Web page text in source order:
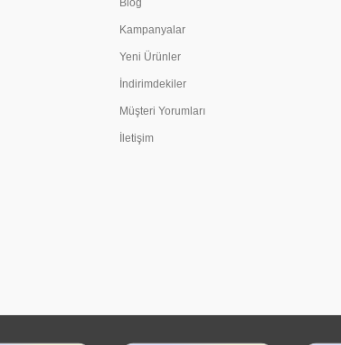
Kampanyalar
Yeni Ürünler
İndirimdekiler
Müşteri Yorumları
İletişim